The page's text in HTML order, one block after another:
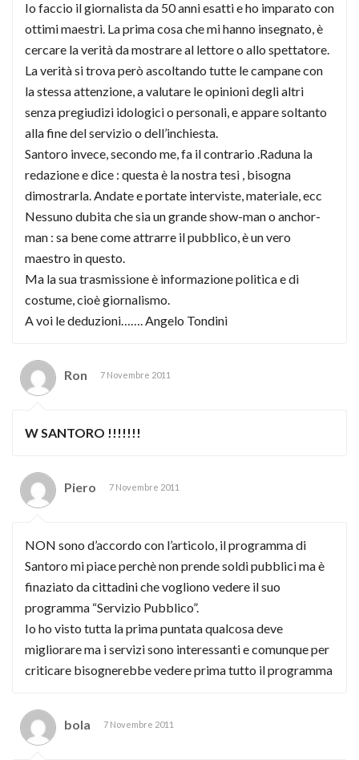
Io faccio il giornalista da 50 anni esatti e ho imparato con
ottimi maestri. La prima cosa che mi hanno insegnato, è
cercare la verità da mostrare al lettore o allo spettatore.
La verità si trova però ascoltando tutte le campane con
la stessa attenzione, a valutare le opinioni degli altri
senza pregiudizi idologici o personali, e appare soltanto
alla fine del servizio o dell’inchiesta.
Santoro invece, secondo me, fa il contrario .Raduna la
redazione e dice : questa è la nostra tesi , bisogna
dimostrarla. Andate e portate interviste, materiale, ecc
Nessuno dubita che sia un grande show-man o anchor-
man : sa bene come attrarre il pubblico, è un vero
maestro in questo.
Ma la sua trasmissione è informazione politica e di
costume, cioè giornalismo.
A voi le deduzioni……. Angelo Tondini
Ron 7 Novembre 2011
W SANTORO !!!!!!!
Piero 7 Novembre 2011
NON sono d’accordo con l’articolo, il programma di
Santoro mi piace perchè non prende soldi pubblici ma è
finaziato da cittadini che vogliono vedere il suo
programma “Servizio Pubblico”.
Io ho visto tutta la prima puntata qualcosa deve
migliorare ma i servizi sono interessanti e comunque per
criticare bisognerebbe vedere prima tutto il programma
bola 7 Novembre 2011